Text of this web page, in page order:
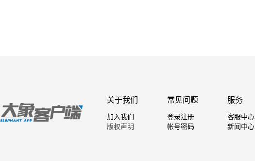
关于我们
加入我们
版权声明
常见问题
登录注册
帐号密码
服务
客服中心
新闻中心